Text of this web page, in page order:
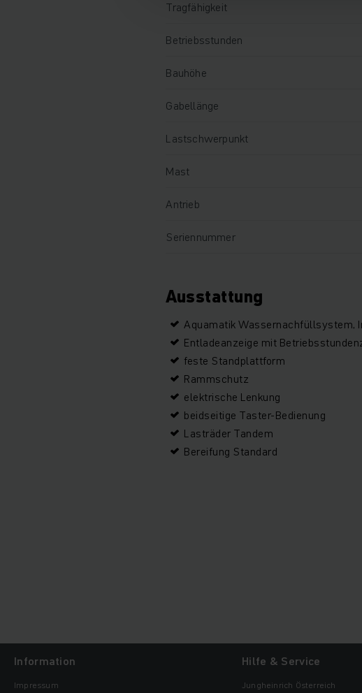
Tragfähigkeit
Betriebsstunden
Bauhöhe
Gabellänge
Lastschwerpunkt
Mast
Antrieb
Seriennummer
Ausstattung
Aquamatik Wassernachfüllsystem,
Entladeanzeige mit
feste Standplattform
Rammschutz
elektrische Lenkung
beidseitige Taster-Bedienung
Lasträder Tandem
Bereifung Standard
Information
Impressum
Hilfe & Service
Jungheinrich Österreich